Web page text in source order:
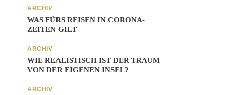
ARCHIV
WAS FÜRS REISEN IN CORONA-
ZEITEN GILT
ARCHIV
WIE REALISTISCH IST DER TRAUM
VON DER EIGENEN INSEL?
ARCHIV